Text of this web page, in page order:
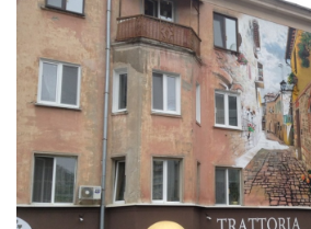
«CYCLE GARAGE» —
«Книголюб» —
Багетный двор
МАГАЗИН СТИХОВ НА
«Павел» — магазин
Туризм